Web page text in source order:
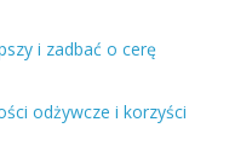
i zadbać o cerę
odżywcze i korzyści